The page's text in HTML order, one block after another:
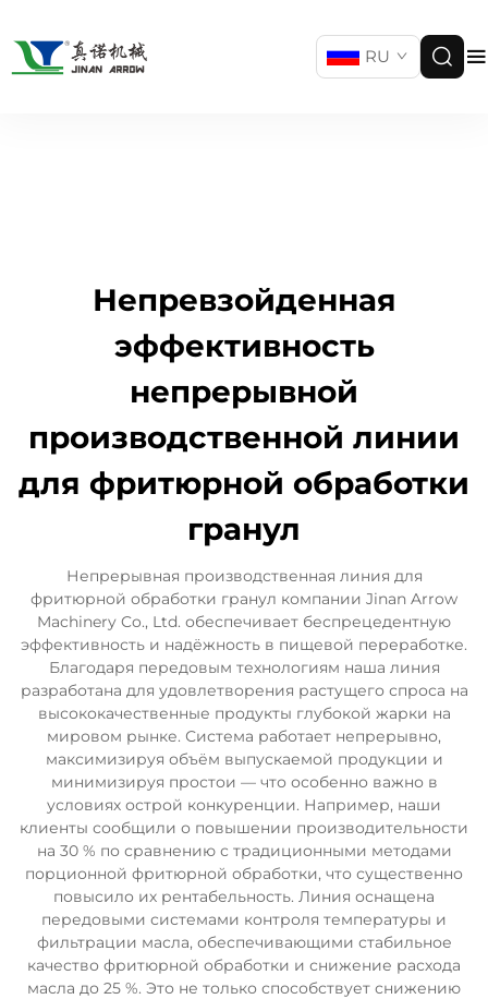
RU
Непревзойденная
эффективность
непрерывной
производственной линии
для фритюрной обработки
гранул
Непрерывная производственная линия для
фритюрной обработки гранул компании Jinan Arrow
Machinery Co., Ltd. обеспечивает беспрецедентную
эффективность и надёжность в пищевой переработке.
Благодаря передовым технологиям наша линия
разработана для удовлетворения растущего спроса на
высококачественные продукты глубокой жарки на
мировом рынке. Система работает непрерывно,
максимизируя объём выпускаемой продукции и
минимизируя простои — что особенно важно в
условиях острой конкуренции. Например, наши
клиенты сообщили о повышении производительности
на 30 % по сравнению с традиционными методами
порционной фритюрной обработки, что существенно
повысило их рентабельность. Линия оснащена
передовыми системами контроля температуры и
фильтрации масла, обеспечивающими стабильное
качество фритюрной обработки и снижение расхода
масла до 25 %. Это не только способствует снижению